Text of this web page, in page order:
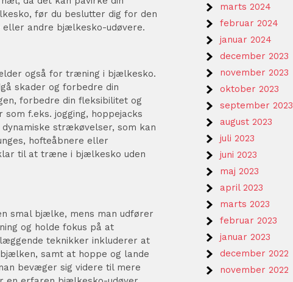
før du beslutter dig for den
andre bjælkesko-udøvere.
også for træning i bjælkesko.
skader og forbedre din
forbedre din fleksibilitet og
f.eks. jogging, hoppejacks
strækøvelser, som kan
hofteåbnere eller
til at træne i bjælkesko uden
smal bjælke, mens man udfører
og holde fokus på at
teknikker inkluderer at
samt at hoppe og lande
bevæger sig videre til mere
marts 2024
februar 2024
januar 2024
december 2023
november 2023
oktober 2023
september 2023
august 2023
juli 2023
juni 2023
maj 2023
april 2023
marts 2023
februar 2023
januar 2023
december 2022
november 2022